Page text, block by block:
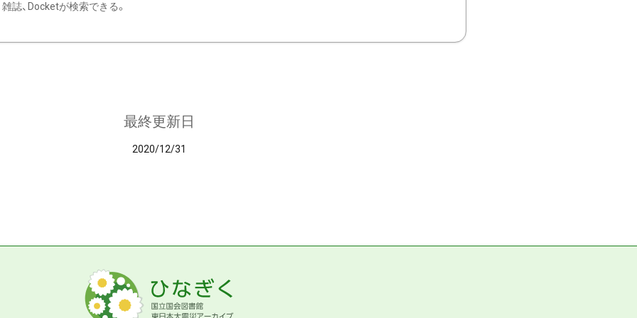
雑誌、Docketが検索できる。
最終更新日
2020/12/31